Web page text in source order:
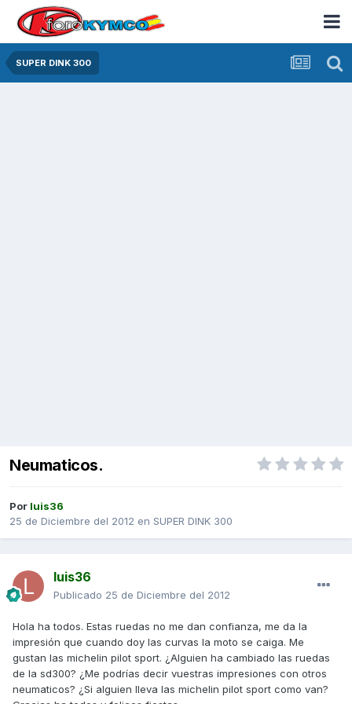
SUPER DINK 300
Neumaticos.
Por luis36
25 de Diciembre del 2012 en SUPER DINK 300
luis36
Publicado 25 de Diciembre del 2012
Hola ha todos. Estas ruedas no me dan confianza, me da la
impresión que cuando doy las curvas la moto se caiga. Me
gustan las michelin pilot sport. ¿Alguien ha cambiado las ruedas
de la sd300? ¿Me podrías decir vuestras impresiones con otros
neumaticos? ¿Si alguien lleva las michelin pilot sport como van?